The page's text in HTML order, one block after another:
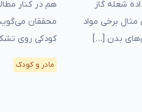
شعله گاز
برخی مواد
بدن […]
هم در کنار
محققان
کودکی روی
مادر و کودک